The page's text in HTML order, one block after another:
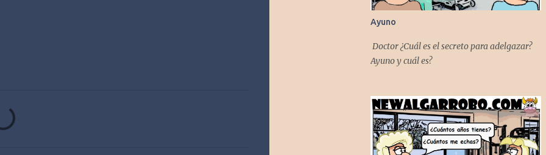
Ayuno
Doctor ¿Cuál es el secreto para adelgazar?
Ayuno y cuál es?